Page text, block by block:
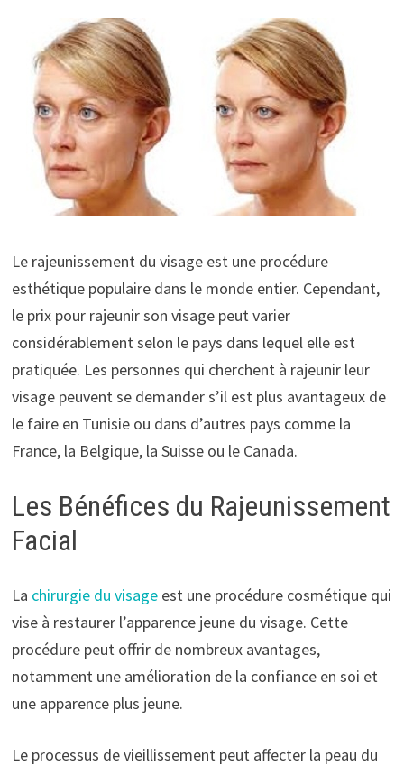
Le rajeunissement du visage est une procédure
esthétique populaire dans le monde entier. Cependant,
le prix pour rajeunir son visage peut varier
considérablement selon le pays dans lequel elle est
pratiquée. Les personnes qui cherchent à rajeunir leur
visage peuvent se demander s’il est plus avantageux de
le faire en Tunisie ou dans d’autres pays comme la
France, la Belgique, la Suisse ou le Canada.
Les Bénéfices du Rajeunissement
Facial
La chirurgie du visageest une procédure cosmétique qui
vise à restaurer l’apparence jeune du visage. Cette
procédure peut offrir de nombreux avantages,
notamment une amélioration de la confiance en soi et
une apparence plus jeune.
Le processus de vieillissement peut affecter la peau du